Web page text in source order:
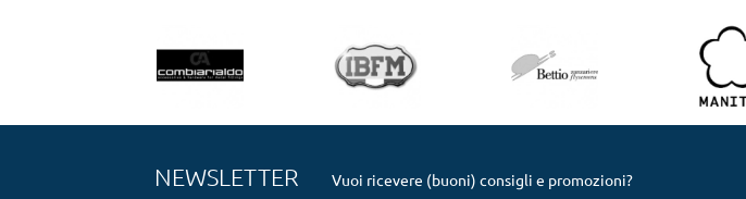
NEWSLETTER Vuoi ricevere (buoni) consigli e promozioni?